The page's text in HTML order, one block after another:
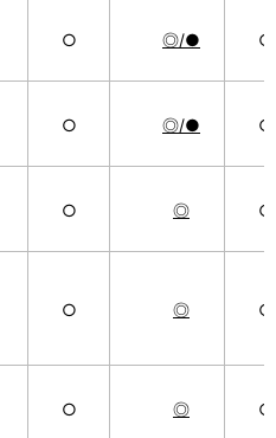
○ ◎/● ○
○ ◎/● ○
○ ◎ ○
○ ◎ ○
○ ◎ ○